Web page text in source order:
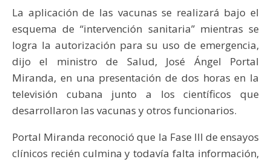
La aplicación de las vacunas se realizará bajo el
esquema de “intervención sanitaria” mientras se
logra la autorización para su uso de emergencia,
dijo el ministro de Salud, José Ángel Portal
Miranda, en una presentación de dos horas en la
televisión cubana junto a los científicos que
desarrollaron las vacunas y otros funcionarios.
Portal Miranda reconoció que la Fase III de ensayos
clínicos recién culmina y todavía falta información,